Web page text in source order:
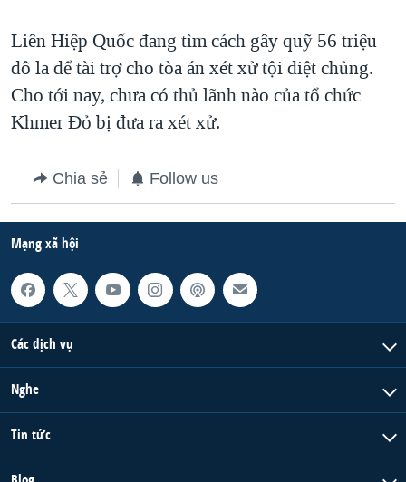
NGƯ DÂN VIỆT VÀ LÀN SÓNG TRỘM HẢI SÂM
BÊN KIA QUỐC LỘ: TIẾNG VỌNG TỪ NÔNG THÔN MỸ
QUAN HỆ VIỆT MỸ
Liên Hiệp Quốc đang tìm cách gây quỹ 56 triệu
đô la để tài trợ cho tòa án xét xử tội diệt chủng.
Cho tới nay, chưa có thủ lãnh nào của tổ chức
Khmer Đỏ bị đưa ra xét xử.
Chia sẻ Follow us
Mạng xã hội
Các dịch vụ
Nghe
Tin tức